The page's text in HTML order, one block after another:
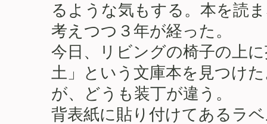
るような気もする。本を読
考えつつ３年が経った。
今日、リビングの椅子の上
土」という文庫本を見つけ
が、どうも装丁が違う。
背表紙に貼り付けてあるラ